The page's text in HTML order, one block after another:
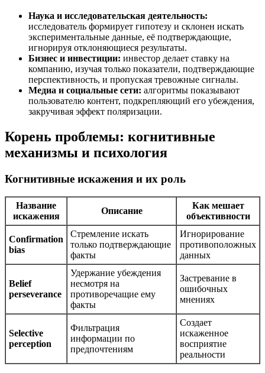
Наука и исследовательская деятельность:
исследователь формирует гипотезу и склонен искать
экспериментальные данные, её подтверждающие,
игнорируя отклоняющиеся результаты.
Бизнес и инвестиции: инвестор делает ставку на
компанию, изучая только показатели, подтверждающие
перспективность, и пропуская тревожные сигналы.
Медиа и социальные сети: алгоритмы показывают
пользователю контент, подкрепляющий его убеждения,
закручивая эффект поляризации.
Корень проблемы: когнитивные
механизмы и психология
Когнитивные искажения и их роль
Название
искажения
Описание
Как мешает
объективности
Confirmation
bias
Стремление искать
только подтверждающие
факты
Игнорирование
противоположных
данных
Belief
perseverance
Удержание убеждения
несмотря на
противоречащие ему
факты
Застревание в
ошибочных
мнениях
Selective
perception
Фильтрация
информации по
предпочтениям
Создает
искаженное
восприятие
реальности